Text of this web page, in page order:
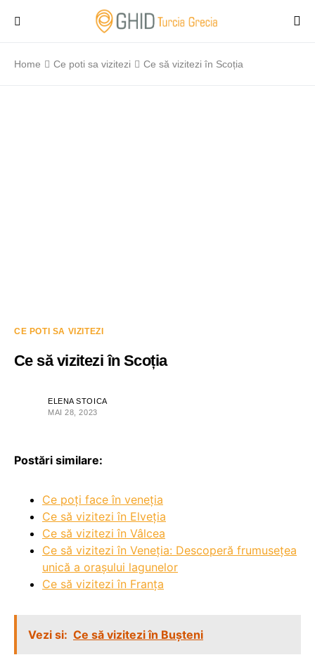
Home Ce poti sa vizitezi Ce să vizitezi în Scoția
CE POTI SA VIZITEZI
Ce să vizitezi în Scoția
ELENA STOICA
MAI 28, 2023
Postări similare:
Ce poți face în veneția
Ce să vizitezi în Elveția
Ce să vizitezi în Vâlcea
Ce să vizitezi în Veneția: Descoperă frumusețea
unică a orașului lagunelor
Ce să vizitezi în Franța
Vezi si: Ce să vizitezi în Bușteni